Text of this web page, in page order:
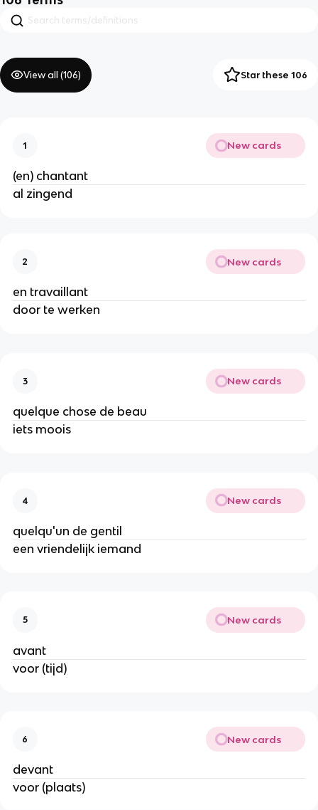
View all (106) Star these 106
1 New cards
(en) chantant
al zingend
2 New cards
en travaillant
door te werken
3 New cards
quelque chose de beau
iets moois
4 New cards
quelqu'un de gentil
een vriendelijk iemand
5 New cards
avant
voor (tijd)
6 New cards
devant
voor (plaats)